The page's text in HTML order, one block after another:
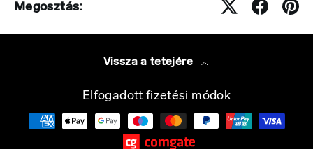
Megosztás:
Vissza a tetejére
Elfogadott fizetési módok